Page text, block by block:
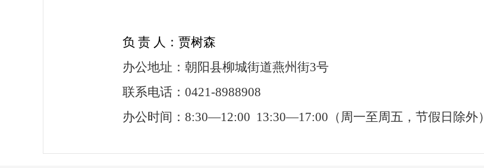
负 责 人：贾树森
办公地址：朝阳县柳城街道燕州街3号
联系电话：0421-8988908
办公时间：8:30—12:00 13:30—17:00（周一至周五，节假日除外）